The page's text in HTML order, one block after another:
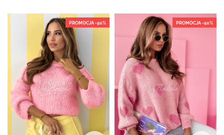
PROMOCJA -50% PROMOCJA -50%